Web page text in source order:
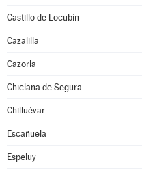
Castillo de Locubín
Cazalilla
Cazorla
Chiclana de Segura
Chilluévar
Escañuela
Espeluy